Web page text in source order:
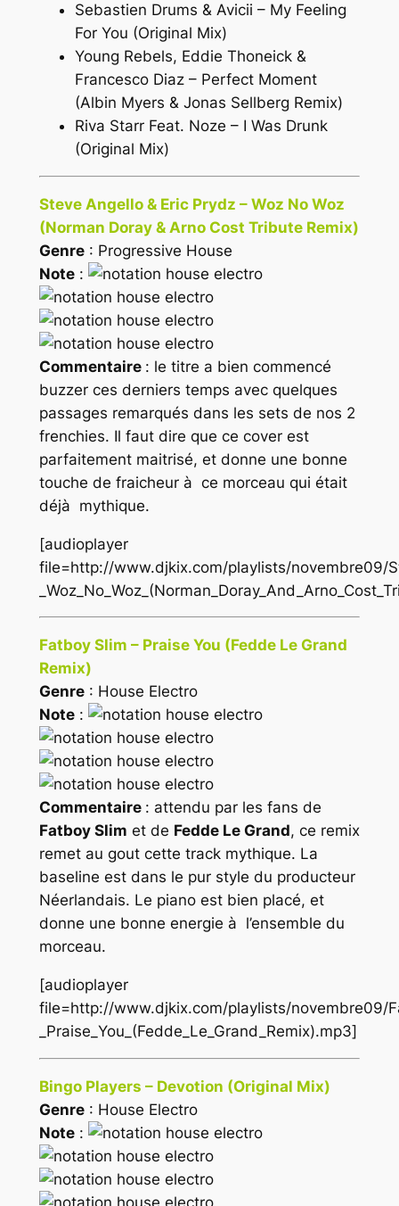
Sebastien Drums & Avicii – My Feeling
For You (Original Mix)
Young Rebels, Eddie Thoneick &
Francesco Diaz – Perfect Moment
(Albin Myers & Jonas Sellberg Remix)
Riva Starr Feat. Noze – I Was Drunk
(Original Mix)
Steve Angello & Eric Prydz – Woz No Woz
(Norman Doray & Arno Cost Tribute Remix)
Genre: Progressive House
Note:
Commentaire : le titre a bien commencé
buzzer ces derniers temps avec quelques
passages remarqués dans les sets de nos 2
frenchies. Il faut dire que ce cover est
parfaitement maitrisé, et donne une bonne
touche de fraicheur à ce morceau qui était
déjà mythique.
[audioplayer
file=http://www.djkix.com/playlists/novembre09/
Fatboy Slim – Praise You (Fedde Le Grand
Remix)
Genre: House Electro
Note:
Commentaire : attendu par les fans de
Fatboy Slim et de Fedde Le Grand, ce remix
remet au gout cette track mythique. La
baseline est dans le pur style du producteur
Néerlandais. Le piano est bien placé, et
donne une bonne energie à l’ensemble du
morceau.
[audioplayer
file=http://www.djkix.com/playlists/novembre09/
_Praise_You_(Fedde_Le_Grand_Remix).mp3]
Bingo Players – Devotion (Original Mix)
Genre: House Electro
Note: